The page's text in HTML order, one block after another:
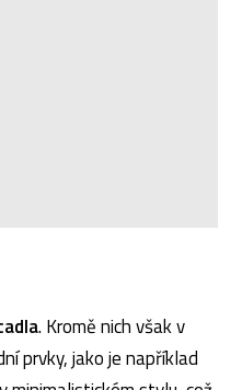
. Kromě nich však v
prvky, jako je například